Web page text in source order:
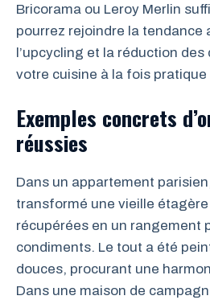
Bricorama ou Leroy Merlin
pourrez rejoindre la tendance
l’upcycling et la réduction
votre cuisine à la fois pratique
Exemples concrets
réussies
Dans un appartement
transformé une vieille
récupérées en un rangement
condiments. Le tout a été
douces, procurant une
Dans une maison de